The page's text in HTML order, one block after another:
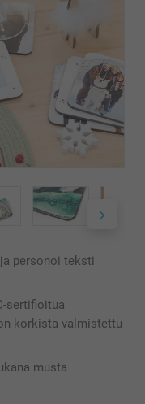
personoi teksti
sertifioitua
korkista valmistettu
musta